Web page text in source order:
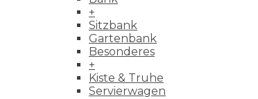
+
Sitzbank
Gartenbank
Besonderes
+
Kiste & Truhe
Servierwagen